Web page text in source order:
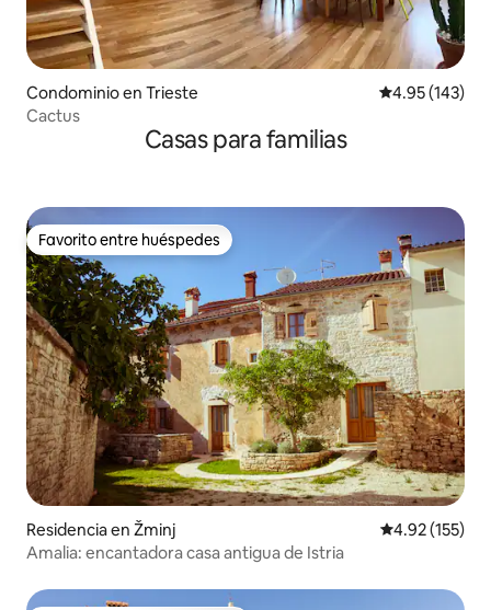
Condominio en Trieste Calificación
4.95 (143)
Cactus
Casas para familias
Favorito entre huéspedes
Favorito entre huéspedes
Residencia en Žminj Calificación
4.92 (155)
Amalia: encantadora casa antigua de Istria